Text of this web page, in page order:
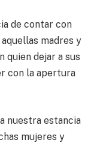
de contar con
madres y
quien dejar a sus
con la apertura
nuestra estancia
mujeres y